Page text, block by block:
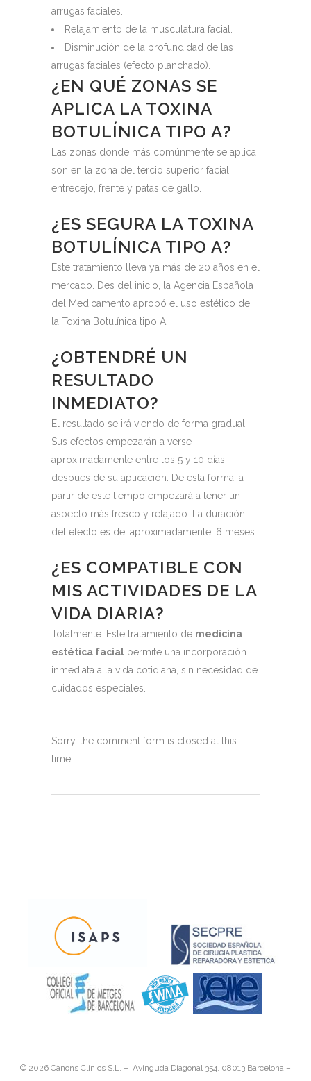
arrugas faciales.
Relajamiento de la musculatura facial.
Disminución de la profundidad de las
arrugas faciales (efecto planchado).
¿EN QUÉ ZONAS SE
APLICA LA TOXINA
BOTULÍNICA TIPO A?
Las zonas donde más comúnmente se aplica
son en la zona del tercio superior facial:
entrecejo, frente y patas de gallo.
¿ES SEGURA LA TOXINA
BOTULÍNICA TIPO A?
Este tratamiento lleva ya más de 20 años en el
mercado. Des del inicio, la Agencia Española
del Medicamento aprobó el uso estético de
la Toxina Botulínica tipo A.
¿OBTENDRÉ UN
RESULTADO
INMEDIATO?
El resultado se irá viendo de forma gradual.
Sus efectos empezarán a verse
aproximadamente entre los 5 y 10 días
después de su aplicación. De esta forma, a
partir de este tiempo empezará a tener un
aspecto más fresco y relajado. La duración
del efecto es de, aproximadamente, 6 meses.
¿ES COMPATIBLE CON
MIS ACTIVIDADES DE LA
VIDA DIARIA?
Totalmente. Este tratamiento de medicina
estética facial permite una incorporación
inmediata a la vida cotidiana, sin necesidad de
cuidados especiales.
Sorry, the comment form is closed at this
time.
© 2026 Cànons Clinics S.L. – Avinguda Diagonal 354, 08013 Barcelona –